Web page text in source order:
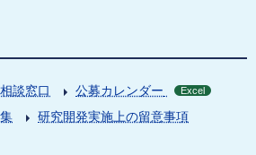
談窓口 公募カレンダー Excel
研究開発実施上の留意事項